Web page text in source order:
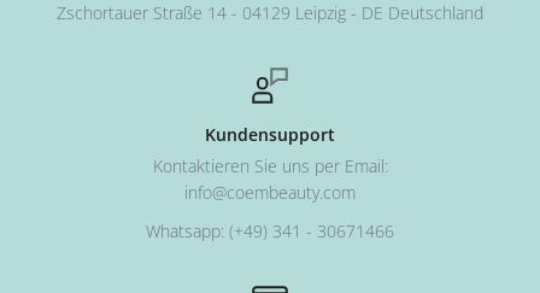
Zschortauer Straße 14 - 04129 Leipzig - DE Deutschland
Kundensupport
Kontaktieren Sie uns per Email:
info@coembeauty.com
Whatsapp: (+49) 341 - 30671466